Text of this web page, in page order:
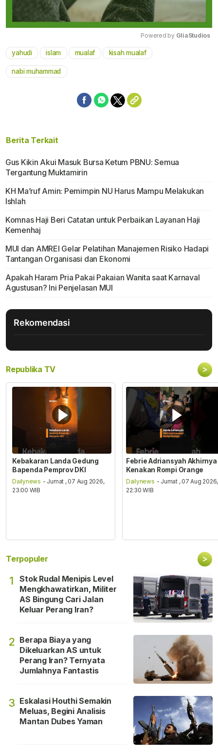
Powered by GliaStudios
yahudi islam mualaf kisah mualaf
nabi muhammad
Berita Terkait
Gus Kikin Akui Masuk Bursa Ketum PBNU: Semua
Tergantung Muktamirin
KH Ma’ruf Amin: Pemimpin NU Harus Mampu Melakukan
Ishlah
Komnas Haji Beri Catatan untuk Perbaikan Layanan Haji
Kemenhaj
MUI dan AMREI Gelar Pelatihan Manajemen Risiko Hadapi
Tantangan Organisasi dan Ekonomi
Apakah Haram Pria Pakai Pakaian Wanita saat Karnaval
Agustusan? Ini Penjelasan MUI
Rekomendasi
Republika TV >
Kebakaran Landa Gedung
Bapenda Pemprov DKI
Dailynews - Jumat , 07 Aug 2026,
23:00 WIB
Febrie Adriansyah Akhirnya
Kenakan Rompi Orange
Dailynews - Jumat , 07 Aug 2026,
22:30 WIB
Terpopuler >
1
Stok Rudal Menipis Level
Mengkhawatirkan, Militer
AS Bingung Cari Jalan
Keluar Perang Iran?
2 Berapa Biaya yang
Dikeluarkan AS untuk
Perang Iran? Ternyata
Jumlahnya Fantastis
3 Eskalasi Houthi Semakin
Meluas, Begini Analisis
Mantan Dubes Yaman